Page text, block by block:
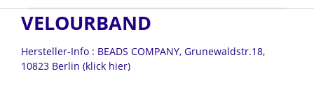
VELOURBAND
Hersteller-Info : BEADS COMPANY, Grunewaldstr.18,
10823 Berlin (klick hier)